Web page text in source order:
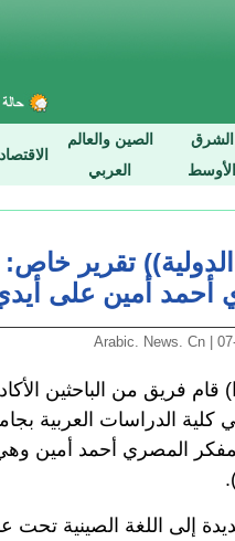
تقرير خاص:
أحمد أمين على
2016 (شينخوا) قام فريق من
كلية الدراسات العربية
للمفكر المصري أحمد أمين
إلى اللغة الصينية تحت